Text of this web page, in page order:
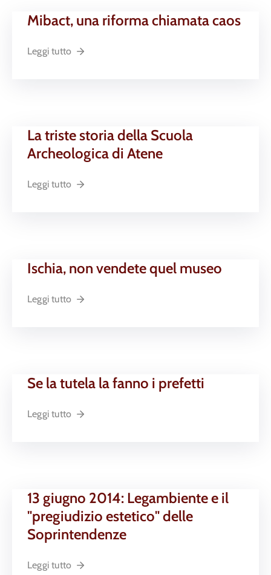
Mibact, una riforma chiamata caos
Leggi tutto
La triste storia della Scuola
Archeologica di Atene
Leggi tutto
Ischia, non vendete quel museo
Leggi tutto
Se la tutela la fanno i prefetti
Leggi tutto
13 giugno 2014: Legambiente e il
"pregiudizio estetico" delle
Soprintendenze
Leggi tutto